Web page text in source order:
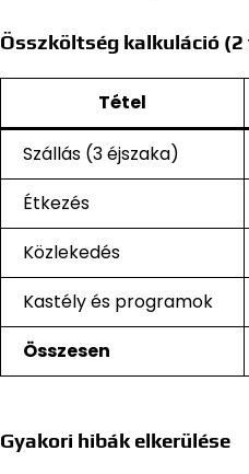
Összköltség kalkuláció (2
Tétel
Szállás (3 éjszaka)
Étkezés
Közlekedés
Kastély és programok
Összesen
Gyakori hibák elkerülése